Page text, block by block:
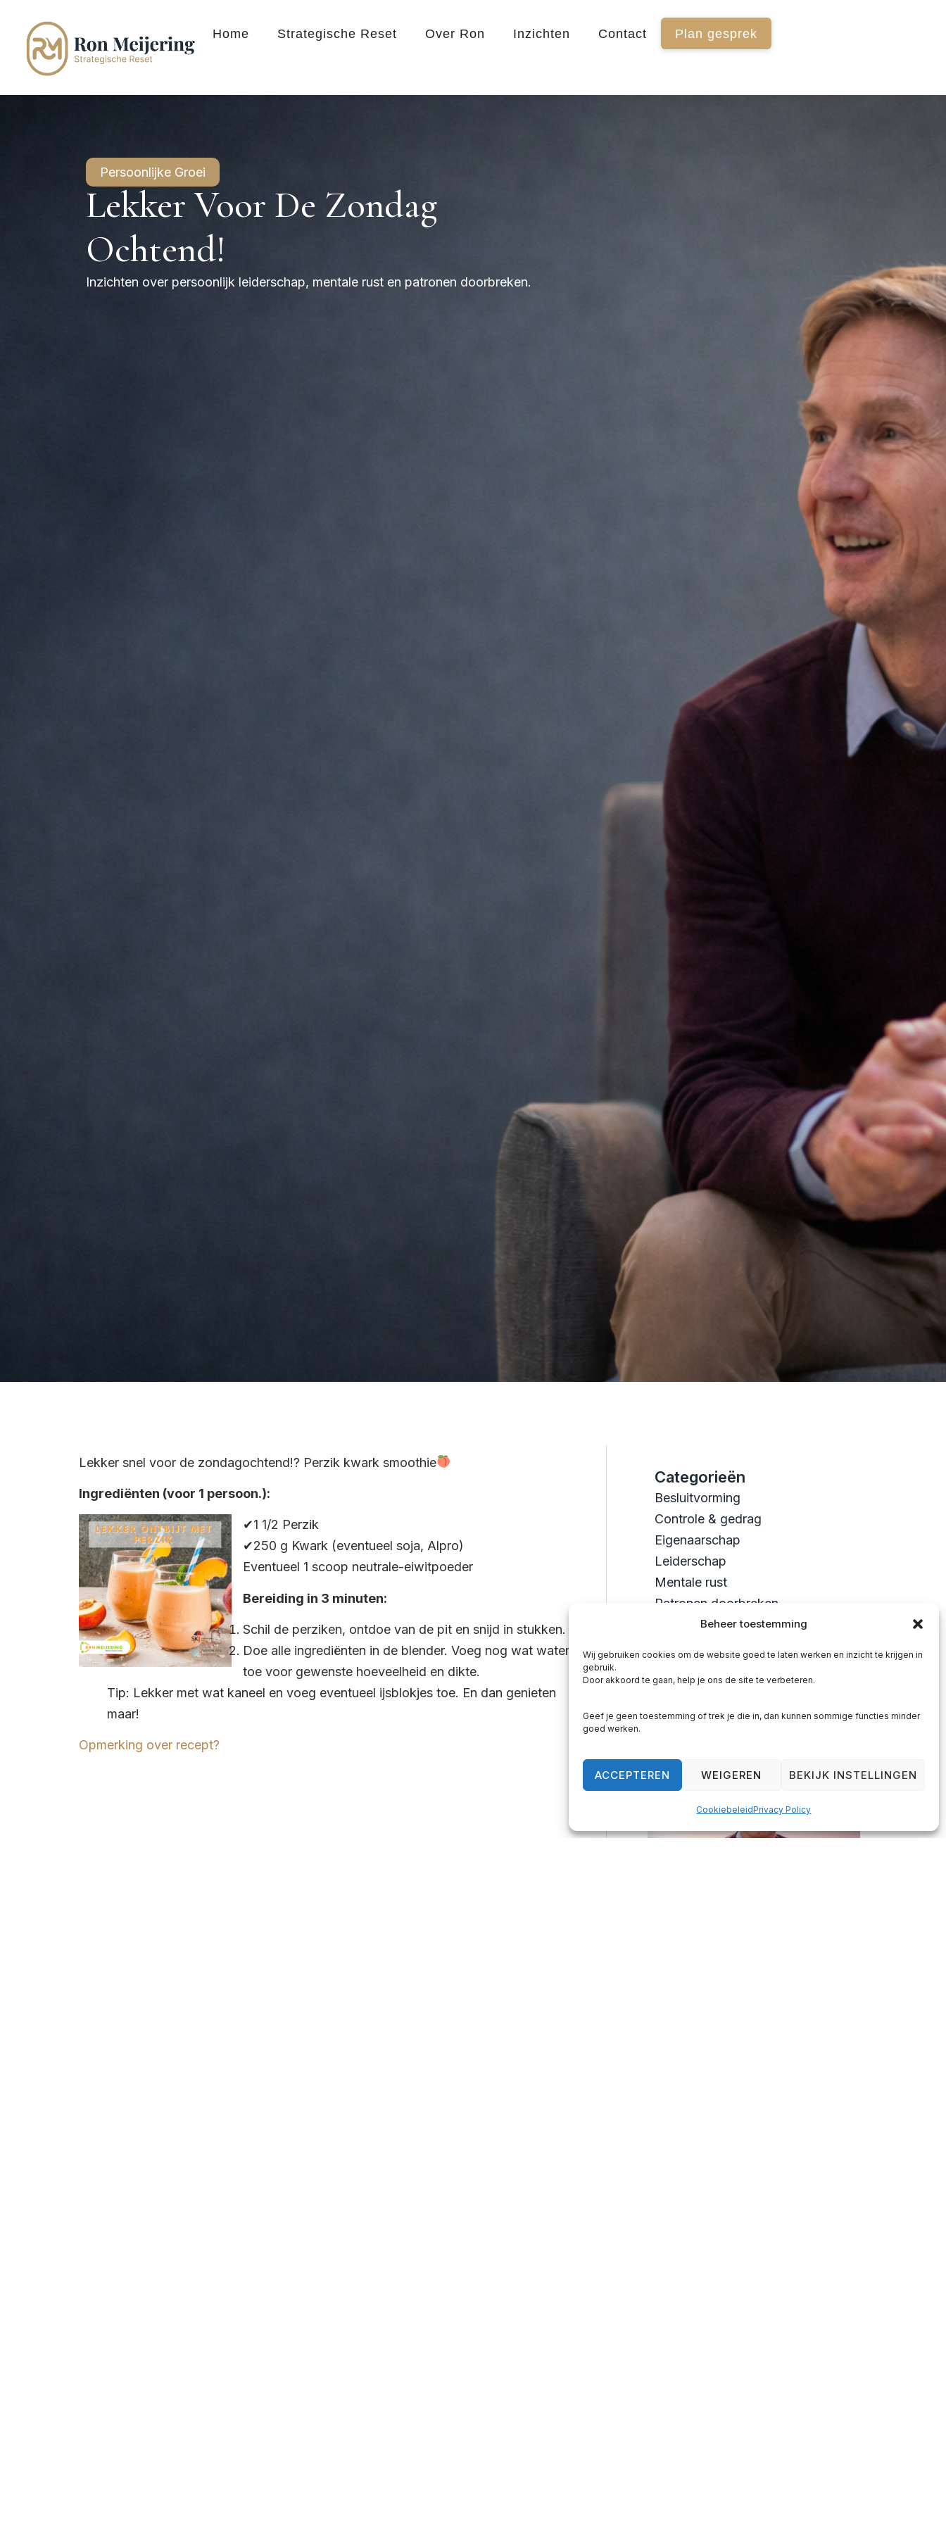
Beheer toestemming
Wij gebruiken cookies om de website goed te laten werken en inzicht te krijgen in
gebruik.
Door akkoord te gaan, help je ons de site te verbeteren.
Geef je geen toestemming of trek je die in, dan kunnen sommige functies minder
goed werken.
ACCEPTEREN WEIGEREN BEKIJK INSTELLINGEN
CookiebeleidPrivacy Policy
Home Strategische Reset Over Ron Inzichten Contact Plan gesprek
Persoonlijke Groei
Lekker Voor De Zondag
Ochtend!
Inzichten over persoonlijk leiderschap, mentale rust en patronen doorbreken.
Categorieën
Besluitvorming
Controle & gedrag
Eigenaarschap
Leiderschap
Mentale rust
Patronen doorbreken
Persoonlijke groei
Blijf je lezen…
of ga je het doorbreken?
Lekker snel voor de zondagochtend!? Perzik kwark smoothie
Ingrediënten (voor 1 persoon.):
✔1 1/2 Perzik
✔250 g Kwark (eventueel soja, Alpro)
Eventueel 1 scoop neutrale-eiwitpoeder
Bereiding in 3 minuten:
Schil de perziken, ontdoe van de pit en snijd in stukken.
Doe alle ingrediënten in de blender. Voeg nog wat water
toe voor gewenste hoeveelheid en dikte.
Tip: Lekker met wat kaneel en voeg eventueel ijsblokjes toe. En dan genieten
maar!
Opmerking over recept?